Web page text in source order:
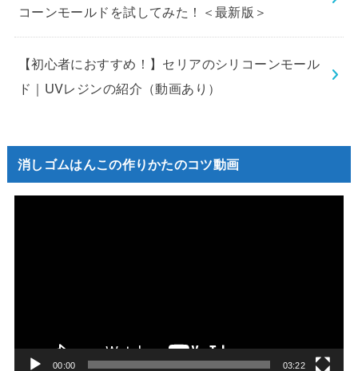
コーンモールドを試してみた！＜最新版＞
【初心者におすすめ！】セリアのシリコーンモール
ド｜UVレジンの紹介（動画あり）
消しゴムはんこの作りかたのコツ動画
ー
00:00 03:22